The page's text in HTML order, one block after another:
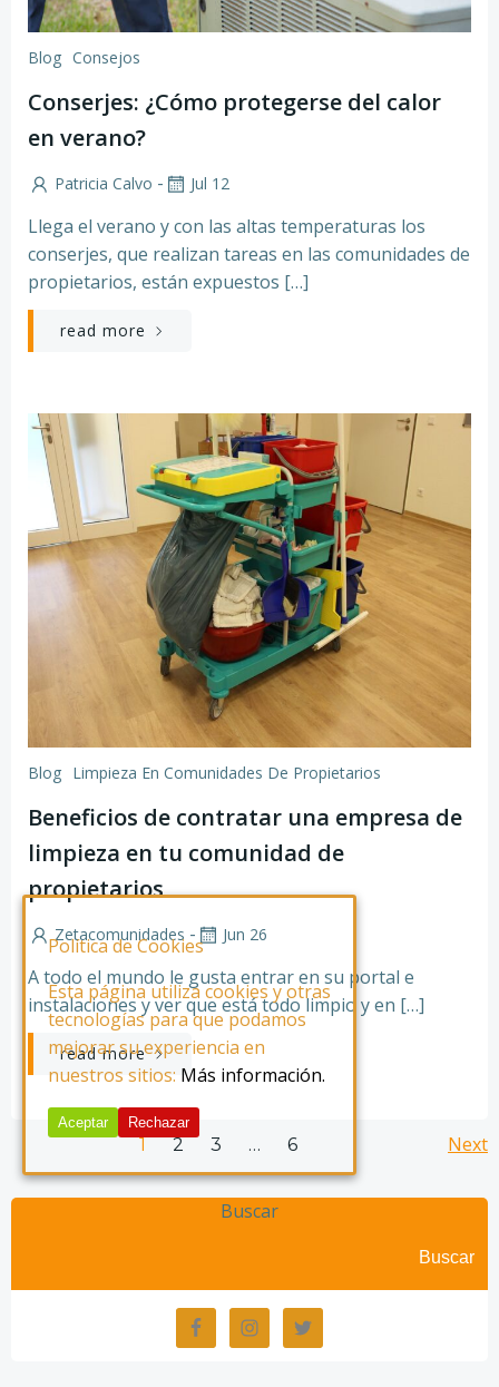
Blog Consejos
Conserjes: ¿Cómo protegerse del calor
en verano?
Patricia Calvo - Jul 12
Llega el verano y con las altas temperaturas los
conserjes, que realizan tareas en las comunidades de
propietarios, están expuestos […]
read more
Blog Limpieza En Comunidades De Propietarios
Beneficios de contratar una empresa de
limpieza en tu comunidad de
propietarios
Zetacomunidades - Jun 26
A todo el mundo le gusta entrar en su portal e
instalaciones y ver que está todo limpio y en […]
read more
Posts
navigation
Page
1 Page
2 Page
3 … Page
6 Next
Buscar
Buscar
Política de Cookies
Esta página utiliza cookies y otras
tecnologías para que podamos
mejorar su experiencia en
nuestros sitios: Más información.
Aceptar Rechazar